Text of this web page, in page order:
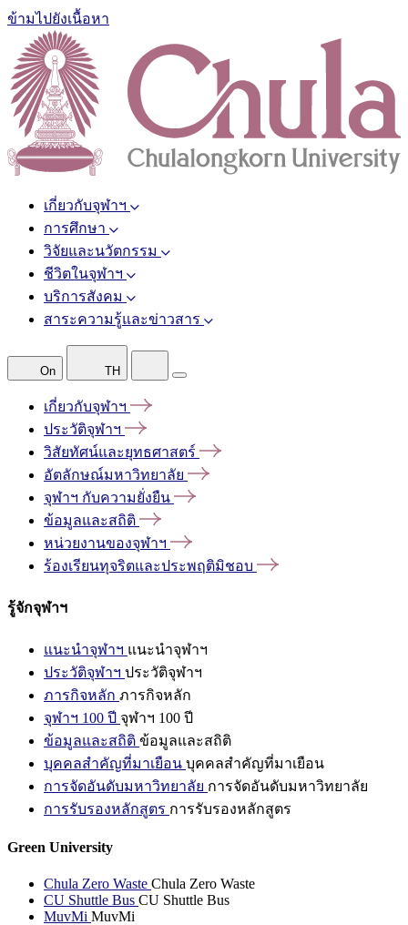
ข้ามไปยังเนื้อหา
เกี่ยวกับจุฬาฯ
การศึกษา
วิจัยและนวัตกรรม
ชีวิตในจุฬาฯ
บริการสังคม
สาระความรู้และข่าวสาร
On TH
เกี่ยวกับจุฬาฯ
ประวัติจุฬาฯ
วิสัยทัศน์และยุทธศาสตร์
อัตลักษณ์มหาวิทยาลัย
จุฬาฯ กับความยั่งยืน
ข้อมูลและสถิติ
หน่วยงานของจุฬาฯ
ร้องเรียนทุจริตและประพฤติมิชอบ
รู้จักจุฬาฯ
แนะนำจุฬาฯ แนะนำจุฬาฯ
ประวัติจุฬาฯ ประวัติจุฬาฯ
ภารกิจหลัก ภารกิจหลัก
จุฬาฯ 100 ปี จุฬาฯ 100 ปี
ข้อมูลและสถิติ ข้อมูลและสถิติ
บุคคลสำคัญที่มาเยือน บุคคลสำคัญที่มาเยือน
การจัดอันดับมหาวิทยาลัย การจัดอันดับมหาวิทยาลัย
การรับรองหลักสูตร การรับรองหลักสูตร
Green University
Chula Zero Waste Chula Zero Waste
CU Shuttle Bus CU Shuttle Bus
MuvMi MuvMi